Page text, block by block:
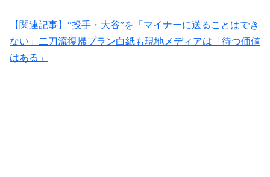
【関連記事】“投手・大谷”を「マイナーに送ることはでき
ない」二刀流復帰プラン白紙も現地メディアは「待つ価値
はある」